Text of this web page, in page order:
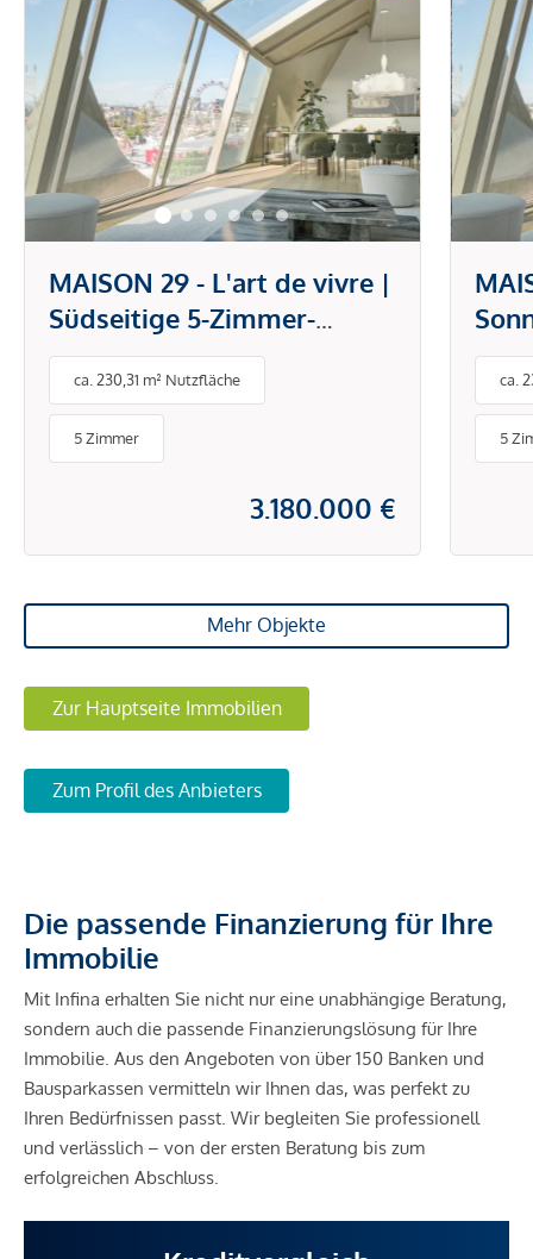
MAISON 29 - L'art de vivre |
Südseitige 5-Zimmer-
Maisonette mit
Dachterrasse und privatem
Liftausstieg! Blick über den
Prater!
ca. 230,31 m² Nutzfläche
5 Zimmer
3.180.000 €
den
ca.
5
Mehr Objekte
Zur Hauptseite Immobilien
Zum Profil des Anbieters
Die passende Finanzierung für Ihre
Immobilie
Mit Infina erhalten Sie nicht nur eine unabhängige Beratung,
sondern auch die passende Finanzierungslösung für Ihre
Immobilie. Aus den Angeboten von über 150 Banken und
Bausparkassen vermitteln wir Ihnen das, was perfekt zu
Ihren Bedürfnissen passt. Wir begleiten Sie professionell
und verlässlich – von der ersten Beratung bis zum
erfolgreichen Abschluss.